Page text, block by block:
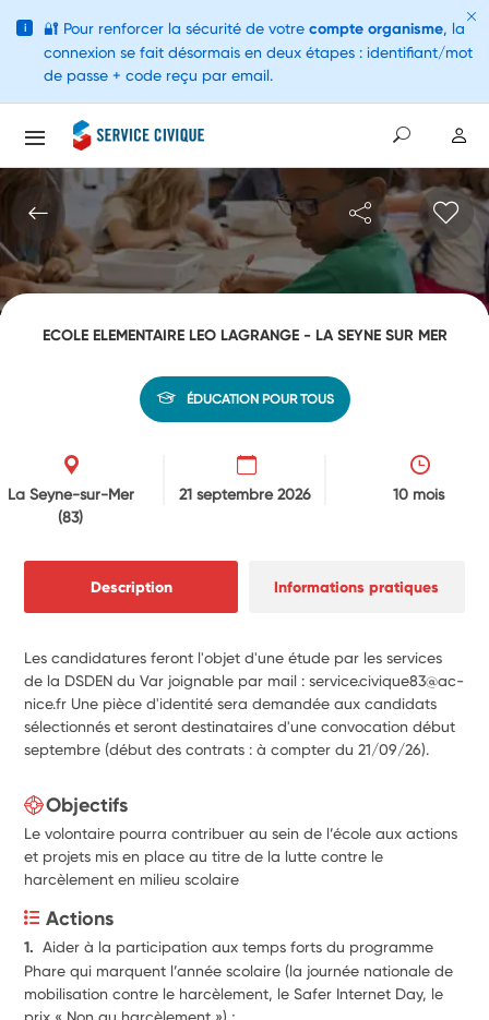
ECOLE ELEMENTAIRE LEO LAGRANGE - LA SEYNE SUR MER
ÉDUCATION POUR TOUS
La Seyne-sur-Mer
(83)
21 septembre 2026 10 mois
Description Informations pratiques
Les candidatures feront l'objet d'une étude par les services
de la DSDEN du Var joignable par mail : service.civique83@ac-
nice.fr Une pièce d'identité sera demandée aux candidats
sélectionnés et seront destinataires d'une convocation début
septembre (début des contrats : à compter du 21/09/26).
Objectifs
Le volontaire pourra contribuer au sein de l’école aux actions
et projets mis en place au titre de la lutte contre le
harcèlement en milieu scolaire
Actions
1. Aider à la participation aux temps forts du programme
Phare qui marquent l’année scolaire (la journée nationale de
mobilisation contre le harcèlement, le Safer Internet Day, le
prix « Non au harcèlement ») ;
i 🔐 Pour renforcer la sécurité de votre compte organisme, la
connexion se fait désormais en deux étapes : identifiant/mot
de passe + code reçu par email.